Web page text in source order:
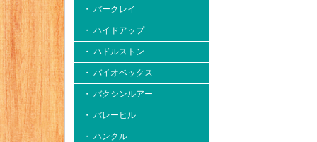
・ バークレイ
・ ハイドアップ
・ ハドルストン
・ バイオベックス
・ バクシンルアー
・ バレーヒル
・ ハンクル